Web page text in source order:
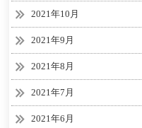
2021年10月
2021年9月
2021年8月
2021年7月
2021年6月